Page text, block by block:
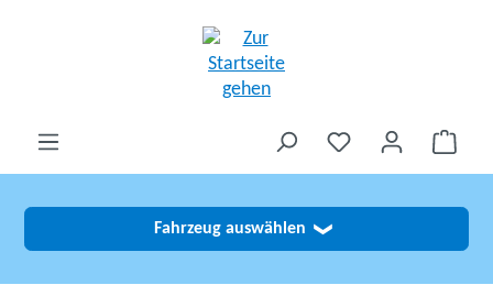
Fahrzeug auswählen ❯